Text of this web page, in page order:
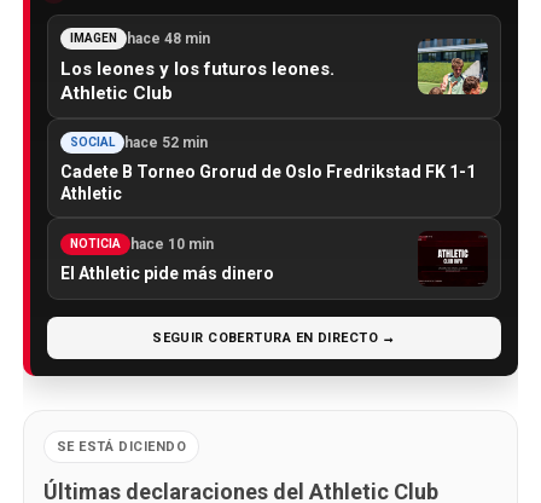
IMAGEN hace 48 min
Los leones y los futuros leones.
Athletic Club
SOCIAL hace 52 min
Cadete B Torneo Grorud de Oslo Fredrikstad FK 1-1
Athletic
NOTICIA hace 10 min
El Athletic pide más dinero
SEGUIR COBERTURA EN DIRECTO →
SE ESTÁ DICIENDO
Últimas declaraciones del Athletic Club